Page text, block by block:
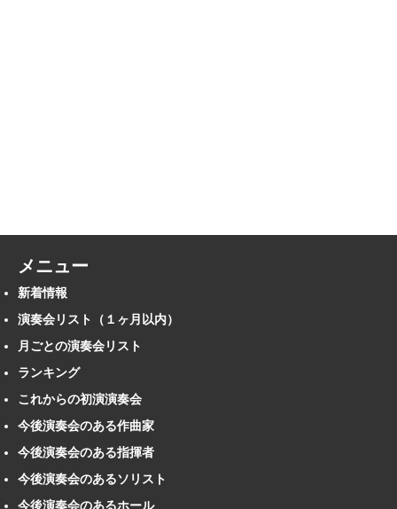
メニュー
新着情報
演奏会リスト（１ヶ月以内）
月ごとの演奏会リスト
ランキング
これからの初演演奏会
今後演奏会のある作曲家
今後演奏会のある指揮者
今後演奏会のあるソリスト
今後演奏会のあるホール